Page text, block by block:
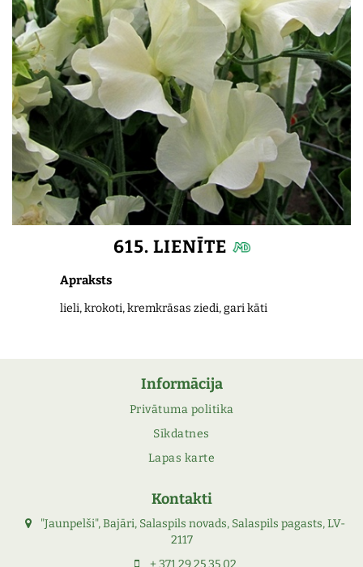
615. LIENĪTE
Apraksts
lieli, krokoti, kremkrāsas ziedi, gari kāti
Informācija
Privātuma politika
Sīkdatnes
Lapas karte
Kontakti
"Jaunpelši", Bajāri, Salaspils novads, Salaspils pagasts, LV-
2117